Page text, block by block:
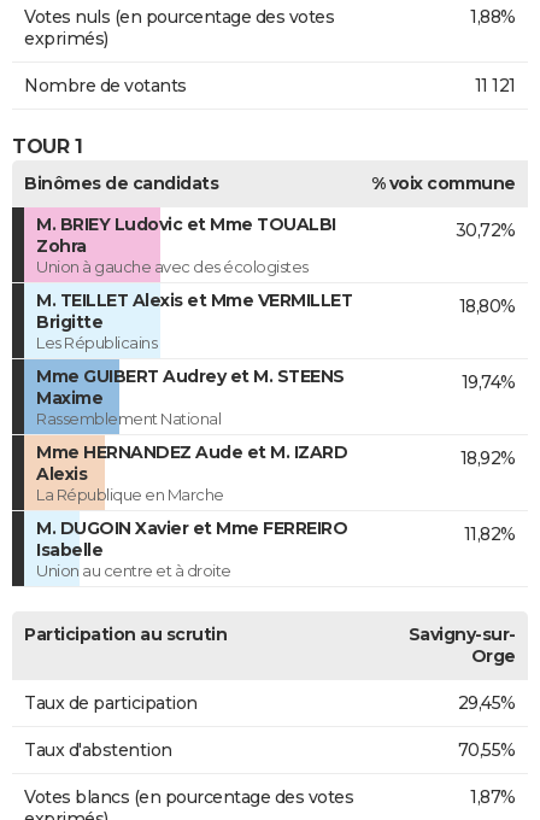
Votes nuls (en pourcentage des votes
exprimés)
1,88%
Nombre de votants 11 121
TOUR 1
Binômes de candidats
% voix commune
M. BRIEY Ludovic et Mme TOUALBI
Zohra
Union à gauche avec des écologistes
30,72%
M. TEILLET Alexis et Mme VERMILLET
Brigitte
Les Républicains
18,80%
Mme GUIBERT Audrey et M. STEENS
Maxime
Rassemblement National
19,74%
Mme HERNANDEZ Aude et M. IZARD
Alexis
La République en Marche
18,92%
M. DUGOIN Xavier et Mme FERREIRO
Isabelle
Union au centre et à droite
11,82%
Participation au scrutin
Savigny-sur-
Orge
Taux de participation 29,45%
Taux d'abstention 70,55%
Votes blancs (en pourcentage des votes
1,87%